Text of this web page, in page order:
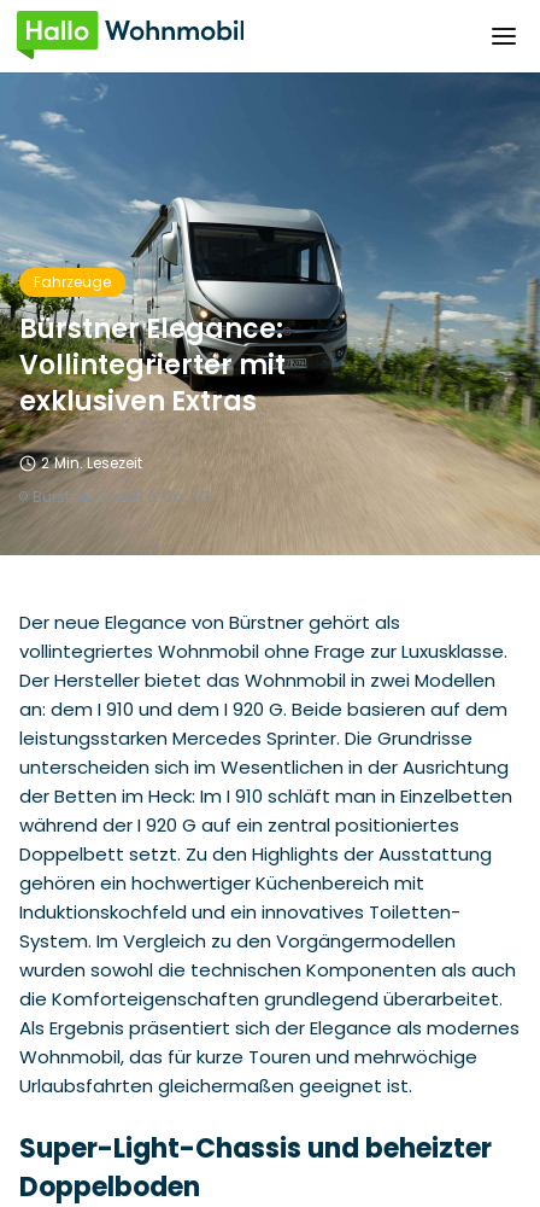
Fahrzeuge
Bürstner Elegance:
Vollintegrierter mit
exklusiven Extras
2 Min. Lesezeit
© Bürstner GmbH & Co. KG
Der neue Elegance von Bürstner gehört als
vollintegriertes Wohnmobil ohne Frage zur Luxusklasse.
Der Hersteller bietet das Wohnmobil in zwei Modellen
an: dem I 910 und dem I 920 G. Beide basieren auf dem
leistungsstarken Mercedes Sprinter. Die Grundrisse
unterscheiden sich im Wesentlichen in der Ausrichtung
der Betten im Heck: Im I 910 schläft man in Einzelbetten
während der I 920 G auf ein zentral positioniertes
Doppelbett setzt. Zu den Highlights der Ausstattung
gehören ein hochwertiger Küchenbereich mit
Induktionskochfeld und ein innovatives Toiletten-
System. Im Vergleich zu den Vorgängermodellen
wurden sowohl die technischen Komponenten als auch
die Komforteigenschaften grundlegend überarbeitet.
Als Ergebnis präsentiert sich der Elegance als modernes
Wohnmobil, das für kurze Touren und mehrwöchige
Urlaubsfahrten gleichermaßen geeignet ist.
Super-Light-Chassis und beheizter
Doppelboden